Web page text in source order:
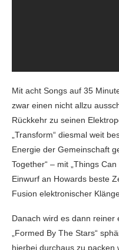
Mit acht Songs auf 35
zwar einen nicht allzu
Rückkehr zu seinen
„Transform“ diesmal weit
Energie der Gemeinschaft
Together“ – mit „Things
Einwurf an Howards beste
Fusion elektronischer
Danach wird es dann
„Formed By The Stars“
hierbei durchaus zu packen